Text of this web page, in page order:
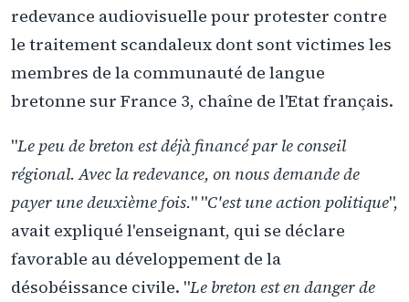
redevance audiovisuelle pour protester contre
le traitement scandaleux dont sont victimes les
membres de la communauté de langue
bretonne sur France 3, chaîne de l'Etat français.
"Le peu de breton est déjà financé par le conseil
régional. Avec la redevance, on nous demande de
payer une deuxième fois." "C'est une action politique",
avait expliqué l'enseignant, qui se déclare
favorable au développement de la
désobéissance civile. "Le breton est en danger de